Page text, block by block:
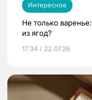
Интересное
Не только
из ягод?
17:34 / 22.07.26